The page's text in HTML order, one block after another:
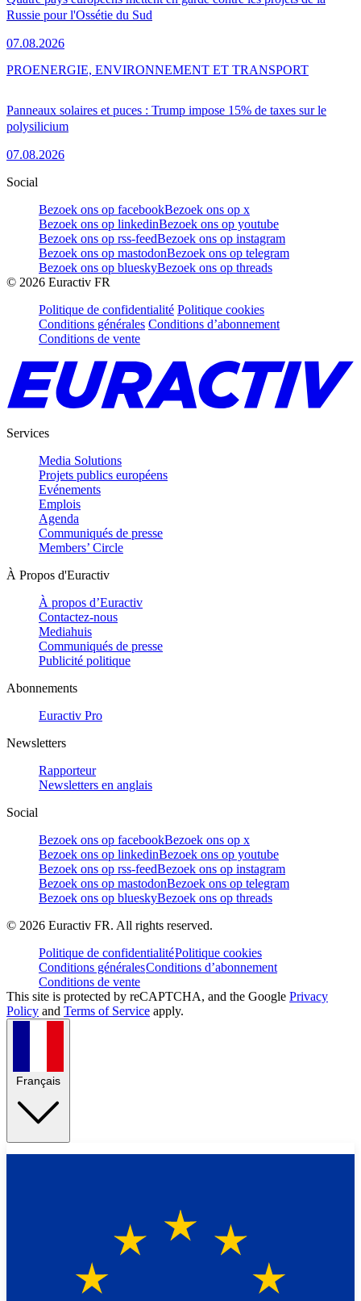
Russie pour l'Ossétie du Sud
07.08.2026
Panneaux solaires et puces : Trump impose 15% de taxes sur le
polysilicium
07.08.2026
PROENERGIE, ENVIRONNEMENT ET TRANSPORT
Social
Bezoek ons op facebookBezoek ons op x
Bezoek ons op linkedinBezoek ons op youtube
Bezoek ons op rss-feedBezoek ons op instagram
Bezoek ons op mastodonBezoek ons op telegram
Bezoek ons op blueskyBezoek ons op threads
© 2026 Euractiv FR
Politique de confidentialité Politique cookies
Conditions générales Conditions d’abonnement
Conditions de vente
Services
Media Solutions
Projets publics européens
Evénements
Emplois
Agenda
Communiqués de presse
Members’ Circle
À Propos d'Euractiv
À propos d’Euractiv
Contactez-nous
Mediahuis
Communiqués de presse
Publicité politique
Abonnements
Euractiv Pro
Newsletters
Rapporteur
Newsletters en anglais
Social
Bezoek ons op facebookBezoek ons op x
Bezoek ons op linkedinBezoek ons op youtube
Bezoek ons op rss-feedBezoek ons op instagram
Bezoek ons op mastodonBezoek ons op telegram
Bezoek ons op blueskyBezoek ons op threads
© 2026 Euractiv FR. All rights reserved.
Politique de confidentialitéPolitique cookies
Conditions généralesConditions d’abonnement
Conditions de vente
This site is protected by reCAPTCHA, and the Google Privacy
Policy and Terms of Service apply.
Français